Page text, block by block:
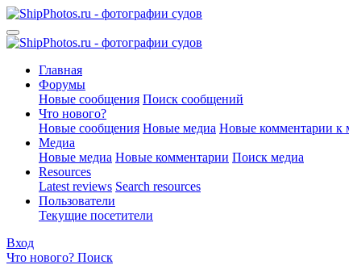
Главная
Форумы
Новые сообщения Поиск сообщений
Что нового?
Новые сообщения Новые медиа Новые комментарии к
Медиа
Новые медиа Новые комментарии Поиск медиа
Resources
Latest reviews Search resources
Пользователи
Текущие посетители
Вход
Что нового? Поиск